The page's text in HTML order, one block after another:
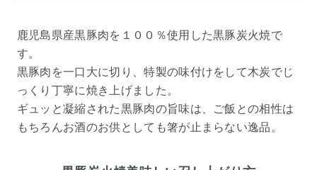
鹿児島県産黒豚肉を１００％使用した黒豚炭火焼で
す。
黒豚肉を一口大に切り、特製の味付けをして木炭でじ
っくり丁寧に焼き上げました。
ギュッと凝縮された黒豚肉の旨味は、ご飯との相性は
もちろんお酒のお供としても箸が止まらない逸品。